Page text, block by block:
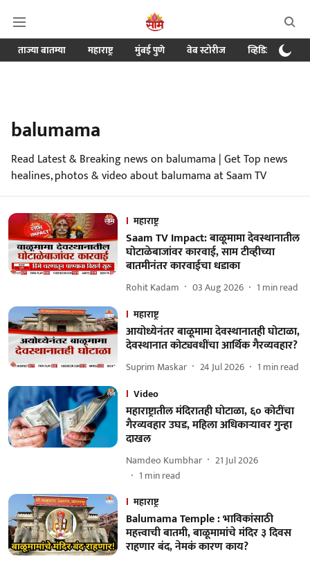
ताज्या बातम्या महाराष्ट्र मुंबई पुणे वेब स्टोरीज व्हिडिओ
balumama
Read Latest & Breaking news on balumama | Get Top news
healines, photos & video about balumama at Saam TV
महाराष्ट्र
Saam TV Impact: बाळूमामा देवस्थानातील
घोटाळेबाजांवर कारवाई, साम टीव्हीच्या
बातमीनंतर कारवाईचा धडाका
Rohit Kadam 03 Aug 2026 1 min read
महाराष्ट्र
आयोध्येनंतर बाळूमामा देवस्थानातही घोटाळा,
देवस्थानात कोट्यवधींचा आर्थिक गैरव्यवहार?
Suprim Maskar 24 Jul 2026 1 min read
Video
महाराष्ट्रातील मंदिरातही घोटाळा, ६० कोटींचा
गैरव्यवहार उघड, महिला अधिकाऱ्यावर गुन्हा
दाखल
Namdeo Kumbhar
21 Jul 2026
1 min read
महाराष्ट्र
Balumama Temple : भाविकांसाठी
महत्त्वाची बातमी, बाळूमामांचे मंदिर ३ दिवस
राहणार बंद, नेमकं कारण काय?